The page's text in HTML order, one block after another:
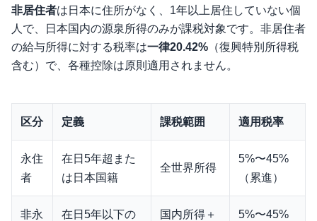
非居住者は日本に住所がなく、1年以上居住していない個
人で、日本国内の源泉所得のみが課税対象です。非居住者
の給与所得に対する税率は一律20.42% （復興特別所得税
含む）で、各種控除は原則適用されません。
区分 定義 課税範囲 適用税率
永住
者
在日5年超また
は日本国籍
全世界所得
5%〜45%
（累進）
非永
在日5年以下の
国内所得＋
5%〜45%